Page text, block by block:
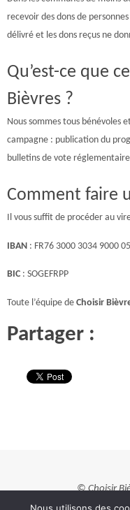
recevoir des dons de
délivré et les dons reçus ne
Qu’est-ce que
Bièvres ?
Nous sommes tous bénévoles
campagne : publication du
bulletins de vote
Comment faire
Il vous suffit de procéder au
IBAN : FR76 3000 3034 9000
BIC : SOGEFRPP
Toute l’équipe de Choisir
Partager :
© Choisir